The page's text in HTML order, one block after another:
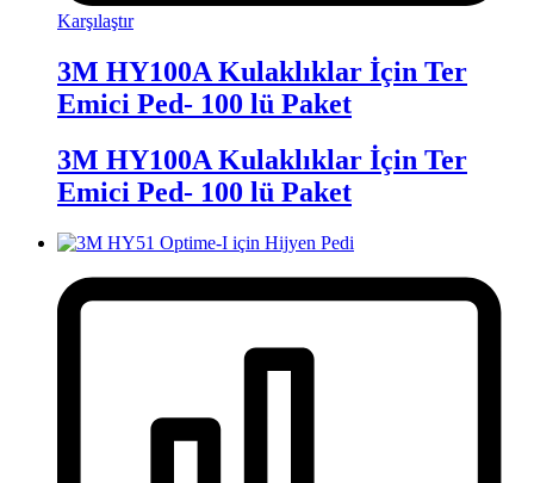
Karşılaştır
3M HY100A Kulaklıklar İçin Ter
Emici Ped- 100 lü Paket
3M HY100A Kulaklıklar İçin Ter
Emici Ped- 100 lü Paket